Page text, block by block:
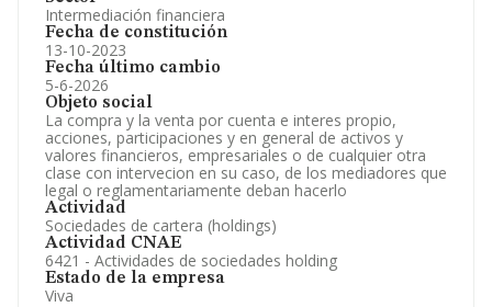
Intermediación financiera
Fecha de constitución
13-10-2023
Fecha último cambio
5-6-2026
Objeto social
La compra y la venta por cuenta e interes propio,
acciones, participaciones y en general de activos y
valores financieros, empresariales o de cualquier otra
clase con intervecion en su caso, de los mediadores que
legal o reglamentariamente deban hacerlo
Actividad
Sociedades de cartera (holdings)
Actividad CNAE
6421 - Actividades de sociedades holding
Estado de la empresa
Viva